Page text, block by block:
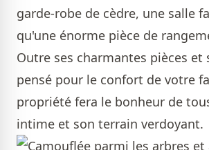
garde-robe de cèdre, une salle
qu'une énorme pièce de
Outre ses charmantes pièces
pensé pour le confort de votre
propriété fera le bonheur de
intime et son terrain verdoyant.